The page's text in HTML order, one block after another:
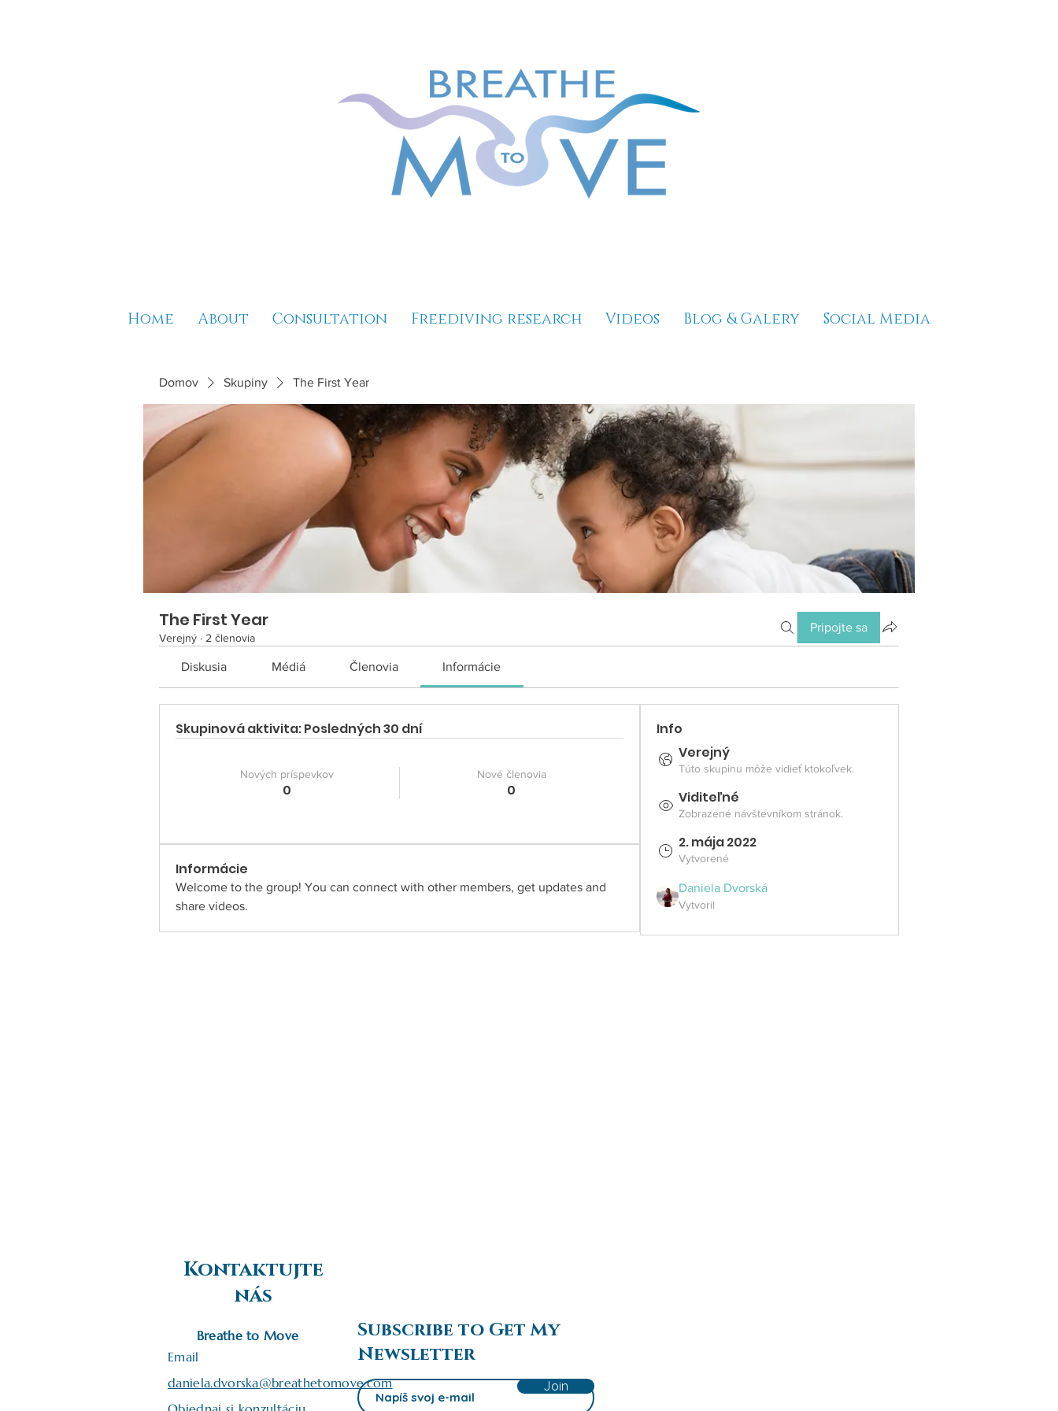
Home About Consultation Freediving research Videos Blog & Galery Social Media
Domov Skupiny The First Year
The First Year
Verejný · 2 členovia
Pripojte sa
Diskusia Médiá Členovia Informácie
Skupinová aktivita: Posledných 30 dní
Nových príspevkov
0
Nové členovia
0
Informácie
Welcome to the group! You can connect with other members, get updates and
share videos.
Info
Verejný
Túto skupinu môže vidieť ktokoľvek.
Viditeľné
Zobrazené návštevníkom stránok.
2. mája 2022
Vytvorené
Daniela Dvorská
Vytvoril
Kontaktujte
nás
Breathe to Move
Email
daniela.dvorska@breathetomove.com
Subscribe to Get My
Newsletter
Join